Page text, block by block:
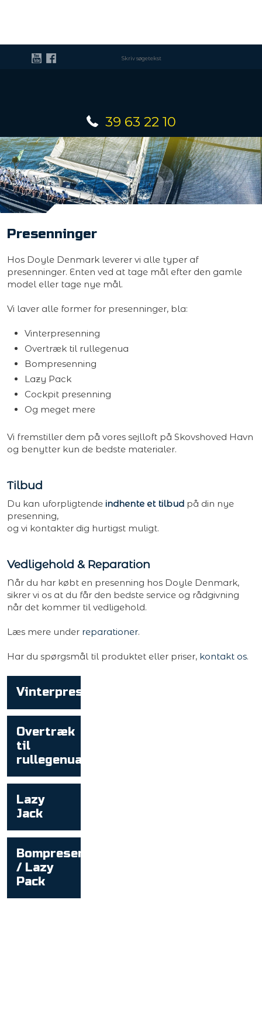
39 63 22 10
​Presenninger
Hos Doyle Denmark leverer vi alle typer af
presenninger. Enten ved at tage mål efter den gamle
model eller tage nye mål.
Vi laver alle former for presenninger, bla:
Vinterpresenning
Overtræk til rullegenua
Bompresenning
Lazy Pack
Cockpit presenning
Og meget mere
Vi fremstiller dem på vores sejlloft på Skovshoved Havn
og benytter kun de bedste materialer.​
Tilbud
Du kan uforpligtende indhente et tilbudpå din nye
presenning,
og vi kontakter dig hurtigst muligt.
Vedligehold & Reparation
Når du har købt en presenning hos Doyle Denmark,
sikrer vi os at du får den bedste service og rådgivning
når det kommer til vedligehold.​
Læs mere under reparationer.
Har du spørgsmål til produktet eller priser, kontakt os.
Vinterpresenning
Overtræk
til
rullegenua
Lazy
Jack
Bompresenning
/ Lazy
Pack